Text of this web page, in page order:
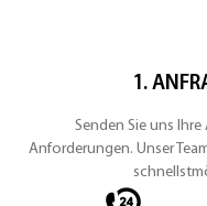
1.
Senden Sie uns
Anforderungen. Unser